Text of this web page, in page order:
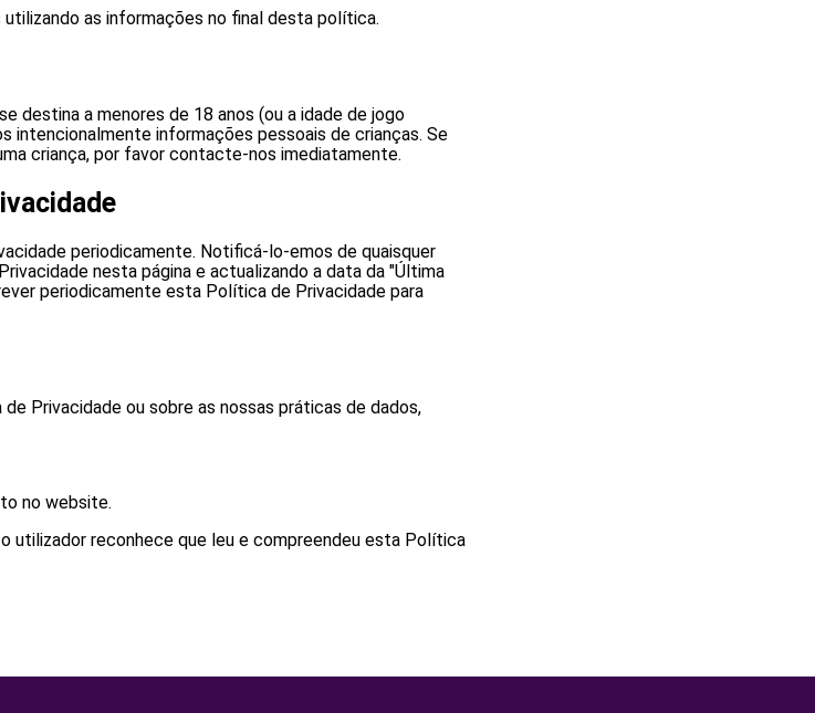
as informações no final desta política.
destina a menores de 18 anos (ou a idade de jogo
intencionalmente informações pessoais de crianças. Se
criança, por favor contacte-nos imediatamente.
periodicamente. Notificá-lo-emos de quaisquer
nesta página e actualizando a data da "Última
periodicamente esta Política de Privacidade para
Privacidade ou sobre as nossas práticas de dados,
no website.
utilizador reconhece que leu e compreendeu esta Política